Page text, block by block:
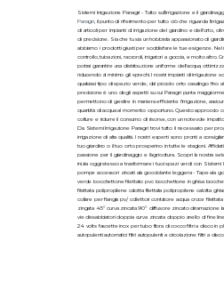
Sistemi Irrigazione Panagri - Tutto sull'irrigazione e il
Panagri , il punto di riferimento per tutto ciò che riguarda
di articoli per impianti di irrigazione del giardino e dell'orto,
di precisione. Sia che tu sia un hobbista appassionato di
abbiamo i prodotti giusti per soddisfare le tue esigenze. Nel
controllo, tubazioni, raccordi, irrigatori a goccia, e molto altro.
potrai garantire una distribuzione uniforme dell'acqua,
riducendo al minimo gli sprechi. I nostri impianti di irrigazione
qualsiasi tipo di spazio verde, dal piccolo orto casalingo fino al
precisione è uno degli aspetti su cui Panagri punta
permettono di gestire in maniera efficiente l'irrigazione,
quantità di acqua al momento opportuno. Questo approccio
colture e ridurre il consumo di risorse, con un notevole
Da Sistemi Irrigazione Panagri trovi tutto il necessario per
irrigazione di alta qualità. I nostri esperti sono pronti a
tuo giardino o il tuo orto prosperino in tutte le stagioni.
passione per il giardinaggio e l'agricoltura. Scopri la nostra
inizia oggi stesso a trasformare i tuoi spazi verdi con Sistemi
pompe accessori zincati ala gocciolante leggera - Tape ala
verde bocchettone filettato pvc bocchettone in ghisa
filettata polipropilene calotta filettata polipropilene calotta
collare per flangia pv/ collettori contatore acqua croce
zingata 45° curva zincata 90° diffusore zincato diramazione
vie dissabbiatori doppia curva zincata doppio anello di fine
24 volts fascette inox per tubo fibra di cocco filtri a disco in
autopulenti automatici filtri autopulenti a circolazione filtri a